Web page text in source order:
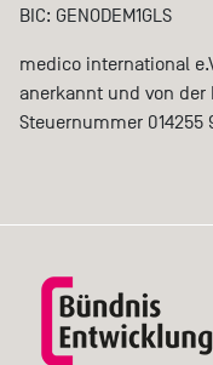
BIC: GENODEM1GLS
medico international
anerkannt und von
Steuernummer 014255